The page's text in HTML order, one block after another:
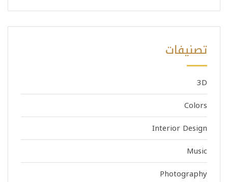
تصنيفات
3D
Colors
Interior Design
Music
Photography